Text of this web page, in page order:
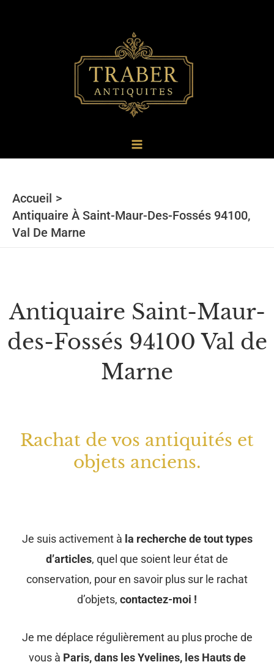
Accueil
Antiquaire À Saint-Maur-Des-Fossés 94100,
Val De Marne
Antiquaire Saint-Maur-
des-Fossés 94100 Val de
Marne
Rachat de vos antiquités et
objets anciens.
Je suis activement à la recherche de tout types
d’articles, quel que soient leur état de
conservation, pour en savoir plus sur le rachat
d’objets, contactez-moi !
Je me déplace régulièrement au plus proche de
vous à Paris, dans les Yvelines, les Hauts de